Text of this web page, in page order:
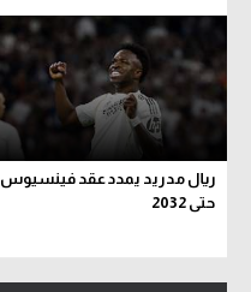
ريال مدريد يمدد عقد فينسيوس
حتى 2032